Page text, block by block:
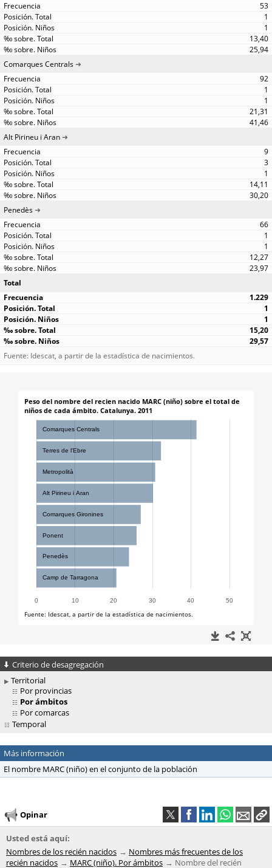
53
1
1
13,40
25,94
Comarques Centrals
92
1
1
21,31
41,46
Alt Pirineu i Aran
9
3
1
14,11
30,20
Penedès
66
1
1
12,27
23,97
Total
1.229
1
1
15,20
29,57
Fuente: Idescat, a partir de la estadística de nacimientos.
Criterio de desagregación
Territorial
Por provincias
Por ámbitos
Por comarcas
Temporal
Más información
El nombre MARC (niño) en el conjunto de la población
Opinar
Usted está aquí:
Nombres de los recién nacidos
Nombres más frecuentes de los
recién nacidos
MARC (niño). Por ámbitos Nombre del recién